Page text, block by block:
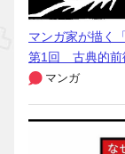
マンガ家が描く
第1回 古典的前
マンガ